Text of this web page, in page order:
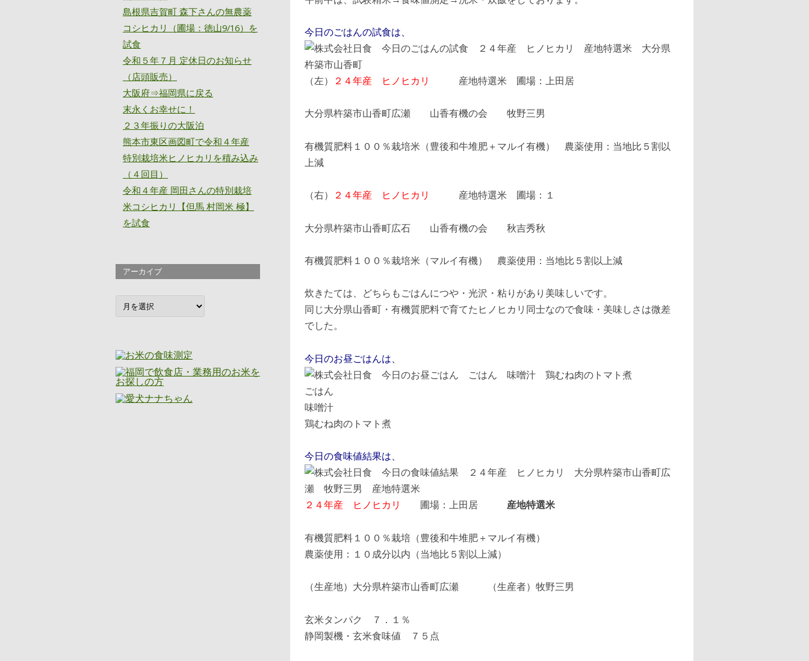
今日のごはんの試食は、
（左） ２４年産 ヒノヒカリ 産地特選米 圃場：上田居
大分県杵築市山香町広瀬 山香有機の会 牧野三男
有機質肥料１００％栽培米（豊後和牛堆肥＋マルイ有機） 農薬使用：当地比５割以
上減
（右） ２４年産 ヒノヒカリ 産地特選米 圃場：１
大分県杵築市山香町広石 山香有機の会 秋吉秀秋
有機質肥料１００％栽培米（マルイ有機） 農薬使用：当地比５割以上減
炊きたては、どちらもごはんにつや・光沢・粘りがあり美味しいです。
同じ大分県山香町・有機質肥料で育てたヒノヒカリ同士なので食味・美味しさは微差
でした。
今日のお昼ごはんは、
ごはん
味噌汁
鶏むね肉のトマト煮
今日の食味値結果は、
２４年産 ヒノヒカリ 圃場：上田居 産地特選米
有機質肥料１００％栽培（豊後和牛堆肥＋マルイ有機）
農薬使用：１０成分以内（当地比５割以上減）
（生産地）大分県杵築市山香町広瀬 （生産者）牧野三男
玄米タンパク ７．１％
静岡製機・玄米食味値 ７５点
島根県吉賀町 森下さんの無農薬
コシヒカリ（圃場：徳山9/16）を
試食
令和５年７月 定休日のお知らせ
（店頭販売）
大阪府⇒福岡県に戻る
末永くお幸せに！
２３年振りの大阪泊
熊本市東区画図町で令和４年産
特別栽培米ヒノヒカリを積み込み
（４回目）
令和４年産 岡田さんの特別栽培
米コシヒカリ【但馬 村岡米 極】
を試食
アーカイブ
ア
ー
カ